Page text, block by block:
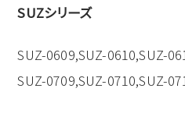
SUZシリーズ
SUZ-0609,SUZ-0610,SUZ-
SUZ-0709,SUZ-0710,SUZ-